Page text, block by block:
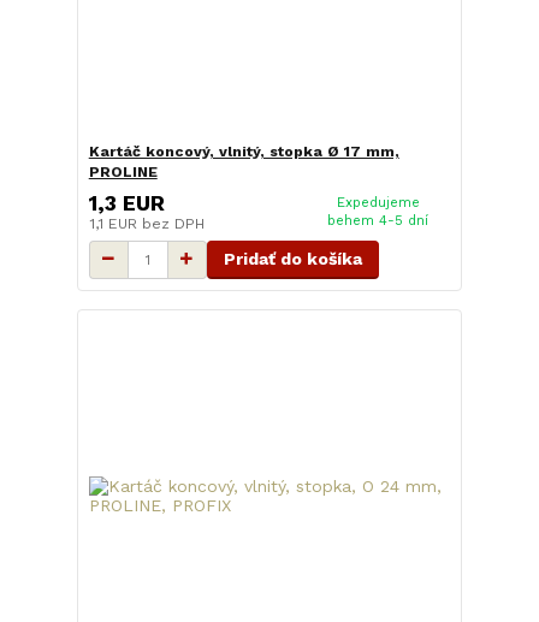
Kartáč koncový, vlnitý, stopka Ø 17 mm,
PROLINE
1,3 EUR
1,1 EUR bez DPH
Expedujeme
behem 4-5 dní
Pridať do košíka